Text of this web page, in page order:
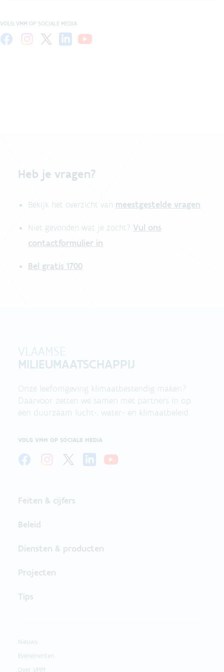
VOLG VMM OP SOCIALE MEDIA
Heb je vragen?
Bekijk het overzicht van meestgestelde vragen.
Niet gevonden wat je zocht? Vul ons
contactformulier in.
Bel gratis 1700
VLAAMSE
MILIEUMAATSCHAPPIJ
Onze leefomgeving klimaatbestendig maken?
Daarvoor zetten we samen met partners in op
een duurzaam lucht-, water- en klimaatbeleid.
VOLG VMM OP SOCIALE MEDIA
Feiten & cijfers
Beleid
Diensten & producten
Projecten
Tips
Nieuws
Evenementen
Over VMM